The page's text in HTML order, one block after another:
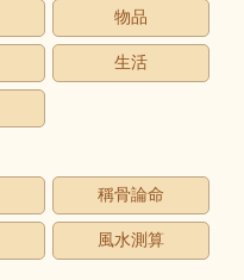
物品
生活
稱骨論命
風水測算